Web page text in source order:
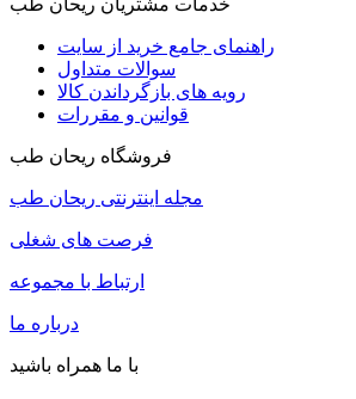
راهنمای جامع خرید از سایت
سوالات متداول
رویه های بازگرداندن کالا
قوانین و مقررات
فروشگاه ریحان طب
مجله اینترنتی ریحان طب
فرصت های شغلی
ارتباط با مجموعه
درباره ما
با ما همراه باشید